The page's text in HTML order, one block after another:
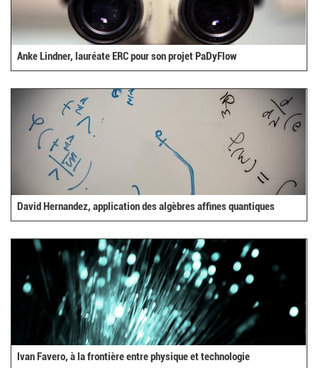
Anke Lindner, lauréate ERC pour son projet PaDyFlow
David Hernandez, application des algèbres affines quantiques
Ivan Favero, à la frontière entre physique et technologie